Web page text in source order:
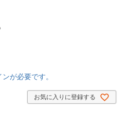
が必要です。
お気に入りに登録する